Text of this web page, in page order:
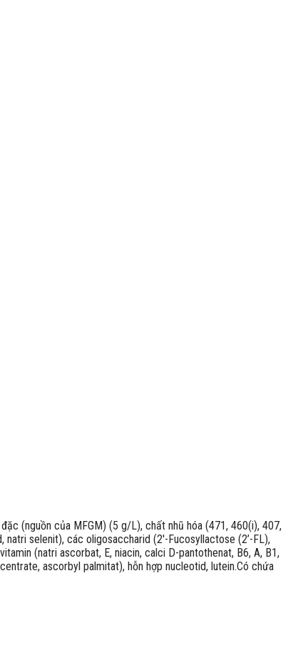
(nguồn của MFGM) (5 g/L), chất nhũ hóa (471, 460(i), 407,
selenit), các oligosaccharid (2′-Fucosyllactose (2’-FL),
(natri ascorbat, E, niacin, calci D-pantothenat, B6, A, B1,
ascorbyl palmitat), hỗn hợp nucleotid, lutein.Có chứa